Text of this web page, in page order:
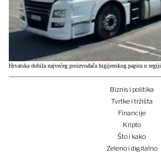
Hrvatska dobila najvećeg proizvođača higijenskog papira u regiji
Biznis i politika
Tvrtke i tržišta
Financije
Kripto
Što i kako
Zeleno i digitalno